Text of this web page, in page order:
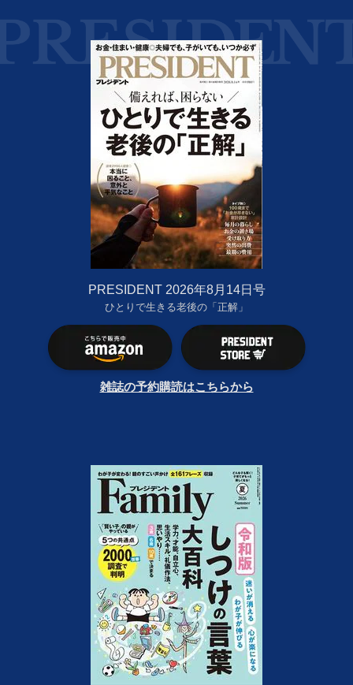
PRESIDENT 2026年8月14日号
ひとりで生きる老後の「正解」
雑誌の予約購読はこちらから